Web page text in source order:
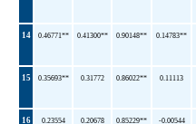
14 0.46771** 0.41300** 0.90148** 0.14783**
15 0.35693** 0.31772 0.86022** 0.11113
16 0.23554 0.20678 0.85229** -0.00544